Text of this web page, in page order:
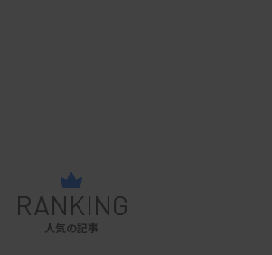
RANKING
人気の記事